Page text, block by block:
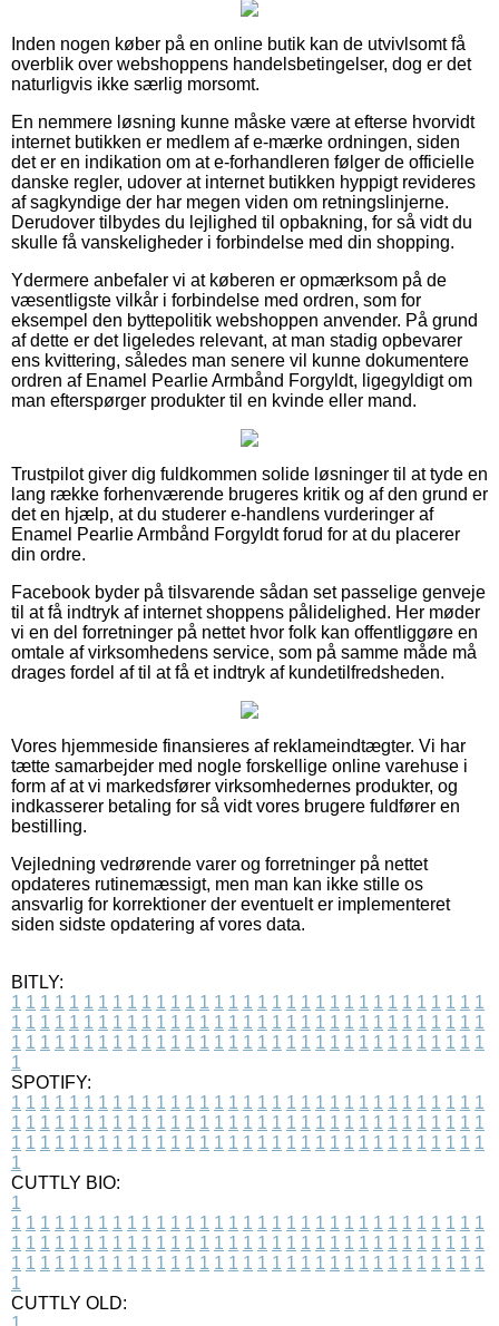
Inden nogen køber på en online butik kan de utvivlsomt få
overblik over webshoppens handelsbetingelser, dog er det
naturligvis ikke særlig morsomt.
En nemmere løsning kunne måske være at efterse hvorvidt
internet butikken er medlem af e-mærke ordningen, siden
det er en indikation om at e-forhandleren følger de officielle
danske regler, udover at internet butikken hyppigt revideres
af sagkyndige der har megen viden om retningslinjerne.
Derudover tilbydes du lejlighed til opbakning, for så vidt du
skulle få vanskeligheder i forbindelse med din shopping.
Ydermere anbefaler vi at køberen er opmærksom på de
væsentligste vilkår i forbindelse med ordren, som for
eksempel den byttepolitik webshoppen anvender. På grund
af dette er det ligeledes relevant, at man stadig opbevarer
ens kvittering, således man senere vil kunne dokumentere
ordren af Enamel Pearlie Armbånd Forgyldt, ligegyldigt om
man efterspørger produkter til en kvinde eller mand.
Trustpilot giver dig fuldkommen solide løsninger til at tyde en
lang række forhenværende brugeres kritik og af den grund er
det en hjælp, at du studerer e-handlens vurderinger af
Enamel Pearlie Armbånd Forgyldt forud for at du placerer
din ordre.
Facebook byder på tilsvarende sådan set passelige genveje
til at få indtryk af internet shoppens pålidelighed. Her møder
vi en del forretninger på nettet hvor folk kan offentliggøre en
omtale af virksomhedens service, som på samme måde må
drages fordel af til at få et indtryk af kundetilfredsheden.
Vores hjemmeside finansieres af reklameindtægter. Vi har
tætte samarbejder med nogle forskellige online varehuse i
form af at vi markedsfører virksomhedernes produkter, og
indkasserer betaling for så vidt vores brugere fuldfører en
bestilling.
Vejledning vedrørende varer og forretninger på nettet
opdateres rutinemæssigt, men man kan ikke stille os
ansvarlig for korrektioner der eventuelt er implementeret
siden sidste opdatering af vores data.
BITLY:
1 1 1 1 1 1 1 1 1 1 1 1 1 1 1 1 1 1 1 1 1 1 1 1 1 1 1 1 1 1 1 1 1
1 1 1 1 1 1 1 1 1 1 1 1 1 1 1 1 1 1 1 1 1 1 1 1 1 1 1 1 1 1 1 1 1
1 1 1 1 1 1 1 1 1 1 1 1 1 1 1 1 1 1 1 1 1 1 1 1 1 1 1 1 1 1 1 1 1
1
SPOTIFY:
1 1 1 1 1 1 1 1 1 1 1 1 1 1 1 1 1 1 1 1 1 1 1 1 1 1 1 1 1 1 1 1 1
1 1 1 1 1 1 1 1 1 1 1 1 1 1 1 1 1 1 1 1 1 1 1 1 1 1 1 1 1 1 1 1 1
1 1 1 1 1 1 1 1 1 1 1 1 1 1 1 1 1 1 1 1 1 1 1 1 1 1 1 1 1 1 1 1 1
1
CUTTLY BIO:
1
1 1 1 1 1 1 1 1 1 1 1 1 1 1 1 1 1 1 1 1 1 1 1 1 1 1 1 1 1 1 1 1 1
1 1 1 1 1 1 1 1 1 1 1 1 1 1 1 1 1 1 1 1 1 1 1 1 1 1 1 1 1 1 1 1 1
1 1 1 1 1 1 1 1 1 1 1 1 1 1 1 1 1 1 1 1 1 1 1 1 1 1 1 1 1 1 1 1 1
1
CUTTLY OLD: